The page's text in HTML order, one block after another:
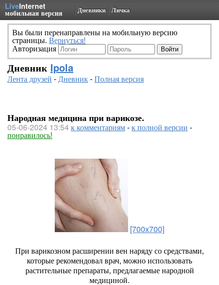
LiveInternet
мобильная версия Дневники Личка
Вы были перенаправлены на мобильную версию
страницы. Вернуться!
Авторизация
Дневник Ipola
Лента друзей -Дневник-Полная версия
Народная медицина при варикозе.
05-06-2024 13:54к комментариям-к полной версии -
понравилось!
[700x700]
При варикозном расширении вен наряду со средствами,
которые рекомендовал врач, можно использовать
растительные препараты, предлагаемые народной
медициной.